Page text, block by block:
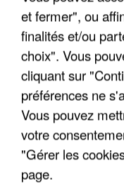
et fermer", ou
finalités et/ou
choix". Vous
cliquant sur
préférences ne
Vous pouvez
votre
"Gérer les
page.